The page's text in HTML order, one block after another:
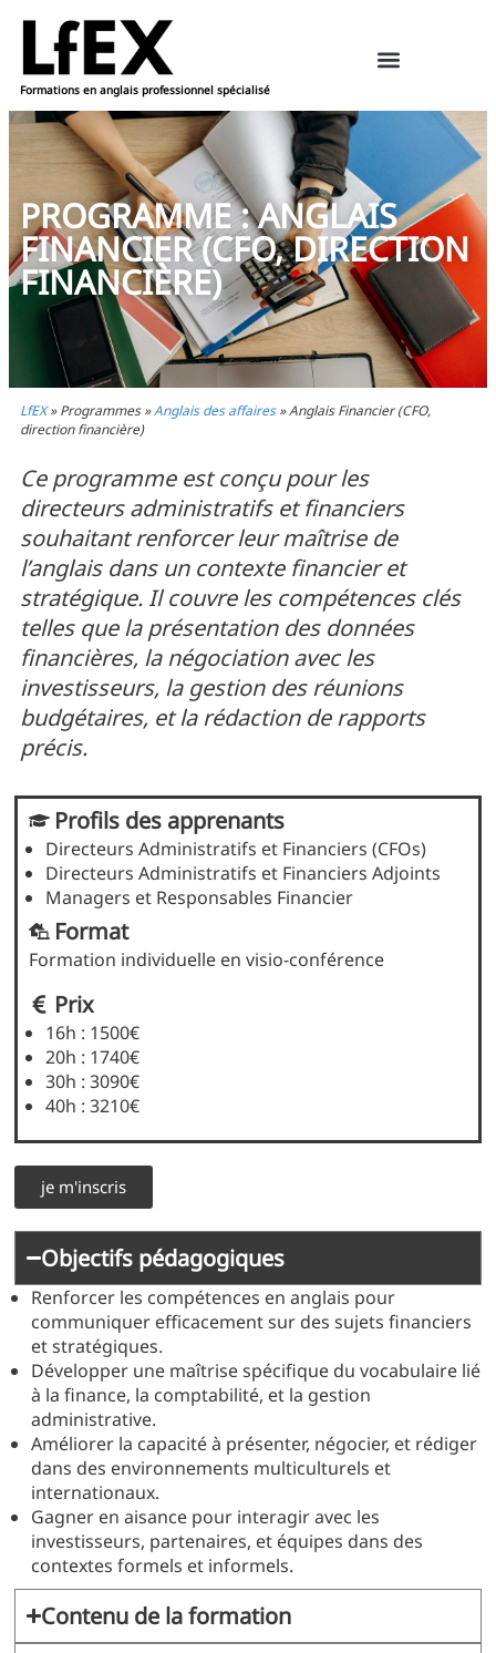
Formations en anglais professionnel spécialisé
PROGRAMME : ANGLAIS
FINANCIER (CFO, DIRECTION
FINANCIÈRE)
LfEX»Programmes»Anglais des affaires»Anglais Financier (CFO,
direction financière)
Ce programme est conçu pour les
directeurs administratifs et financiers
souhaitant renforcer leur maîtrise de
l’anglais dans un contexte financier et
stratégique. Il couvre les compétences clés
telles que la présentation des données
financières, la négociation avec les
investisseurs, la gestion des réunions
budgétaires, et la rédaction de rapports
précis.
Profils des apprenants
Directeurs Administratifs et Financiers (CFOs)
Directeurs Administratifs et Financiers Adjoints
Managers et Responsables Financier
Format
Formation individuelle en visio-conférence
Prix
16h : 1500€
20h : 1740€
30h : 3090€
40h : 3210€
je m'inscris
Objectifs pédagogiques
Renforcer les compétences en anglais pour
communiquer efficacement sur des sujets financiers
et stratégiques.
Développer une maîtrise spécifique du vocabulaire lié
à la finance, la comptabilité, et la gestion
administrative.
Améliorer la capacité à présenter, négocier, et rédiger
dans des environnements multiculturels et
internationaux.
Gagner en aisance pour interagir avec les
investisseurs, partenaires, et équipes dans des
contextes formels et informels.
Contenu de la formation